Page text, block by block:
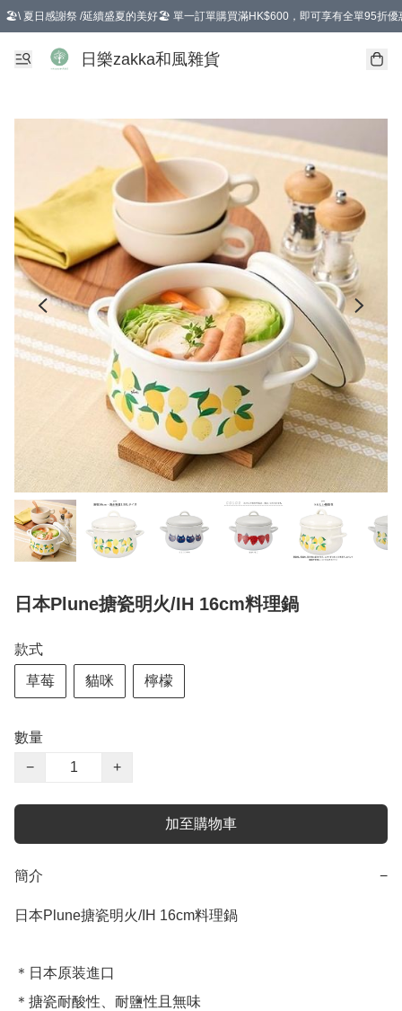
🏖️\ 夏日感謝祭 /延續盛夏的美好🏖️ 單一訂單購買滿HK$600，即可享有全單95折優
選擇GoGoX住宅/工商地址配送，單一訂單消費購物滿HK$680(折扣後），可享有
日樂zakka和風雜貨
日本Plune搪瓷明火/IH 16cm料理鍋
款式
草莓 貓咪 檸檬
數量
−
+
加至購物車
簡介 −
日本Plune搪瓷明火/IH 16cm料理鍋
＊日本原装進口
＊搪瓷耐酸性、耐鹽性且無味